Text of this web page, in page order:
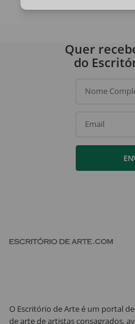
Quer
do
Nome
Email
O Escritório de Arte é um portal
de arte de artistas consagrados,